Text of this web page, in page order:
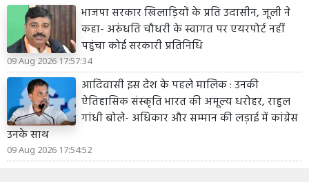
भाजपा सरकार खिलाड़ियों के प्रति उदासीन, जूली ने
कहा- अरुंधति चौधरी के स्वागत पर एयरपोर्ट नहीं
पहुंचा कोई सरकारी प्रतिनिधि
09 Aug 2026 17:57:34
आदिवासी इस देश के पहले मालिक : उनकी
ऐतिहासिक संस्कृति भारत की अमूल्य धरोहर, राहुल
गांधी बोले- अधिकार और सम्मान की लड़ाई में कांग्रेस
उनके साथ
09 Aug 2026 17:54:52